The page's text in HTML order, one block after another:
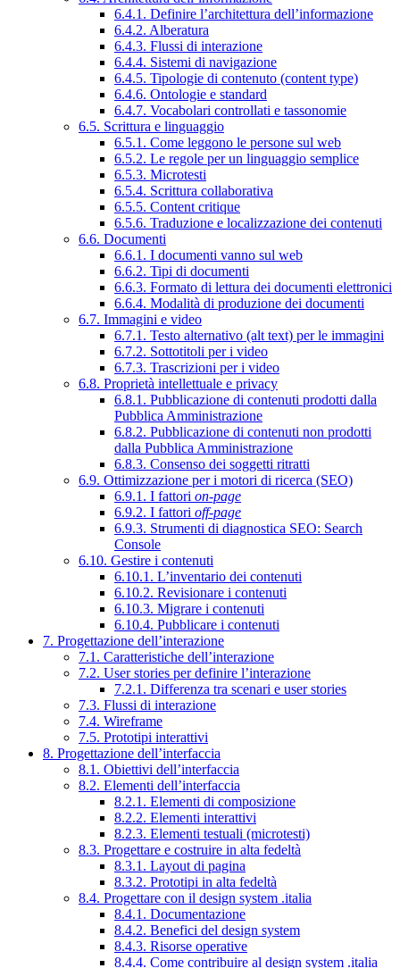
6.4.1. Definire l’architettura dell’informazione
6.4.2. Alberatura
6.4.3. Flussi di interazione
6.4.4. Sistemi di navigazione
6.4.5. Tipologie di contenuto (content type)
6.4.6. Ontologie e standard
6.4.7. Vocabolari controllati e tassonomie
6.5. Scrittura e linguaggio
6.5.1. Come leggono le persone sul web
6.5.2. Le regole per un linguaggio semplice
6.5.3. Microtesti
6.5.4. Scrittura collaborativa
6.5.5. Content critique
6.5.6. Traduzione e localizzazione dei contenuti
6.6. Documenti
6.6.1. I documenti vanno sul web
6.6.2. Tipi di documenti
6.6.3. Formato di lettura dei documenti elettronici
6.6.4. Modalità di produzione dei documenti
6.7. Immagini e video
6.7.1. Testo alternativo (alt text) per le immagini
6.7.2. Sottotitoli per i video
6.7.3. Trascrizioni per i video
6.8. Proprietà intellettuale e privacy
6.8.1. Pubblicazione di contenuti prodotti dalla
Pubblica Amministrazione
6.8.2. Pubblicazione di contenuti non prodotti
dalla Pubblica Amministrazione
6.8.3. Consenso dei soggetti ritratti
6.9. Ottimizzazione per i motori di ricerca (SEO)
6.9.1. I fattori on-page
6.9.2. I fattori off-page
6.9.3. Strumenti di diagnostica SEO: Search
Console
6.10. Gestire i contenuti
6.10.1. L’inventario dei contenuti
6.10.2. Revisionare i contenuti
6.10.3. Migrare i contenuti
6.10.4. Pubblicare i contenuti
7. Progettazione dell’interazione
7.1. Caratteristiche dell’interazione
7.2. User stories per definire l’interazione
7.2.1. Differenza tra scenari e user stories
7.3. Flussi di interazione
7.4. Wireframe
7.5. Prototipi interattivi
8. Progettazione dell’interfaccia
8.1. Obiettivi dell’interfaccia
8.2. Elementi dell’interfaccia
8.2.1. Elementi di composizione
8.2.2. Elementi interattivi
8.2.3. Elementi testuali (microtesti)
8.3. Progettare e costruire in alta fedeltà
8.3.1. Layout di pagina
8.3.2. Prototipi in alta fedeltà
8.4. Progettare con il design system .italia
8.4.1. Documentazione
8.4.2. Benefici del design system
8.4.3. Risorse operative
8.4.4. Come contribuire al design system .italia